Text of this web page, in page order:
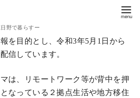
野で暮らすー
を目的とし、令和3年5月1日から
信しています。
は、リモートワーク等が背中を押
なっている２拠点生活や地方移住